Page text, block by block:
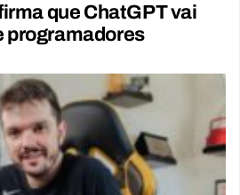
que ChatGPT vai
programadores